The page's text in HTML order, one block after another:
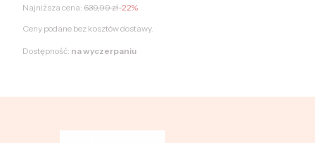
Najniższa cena: 639,99 zł-22%
Ceny podane bez kosztów dostawy.
Dostępność: na wyczerpaniu